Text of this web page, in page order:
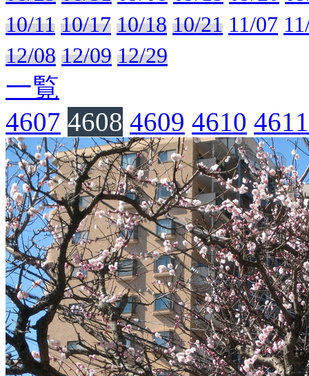
10/11 10/17 10/18 10/21 11/07
12/08 12/09 12/29
一覧
4607 4608 4609 4610 4611